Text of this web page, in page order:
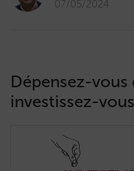
07/05/2024
Dépensez-
investissez-